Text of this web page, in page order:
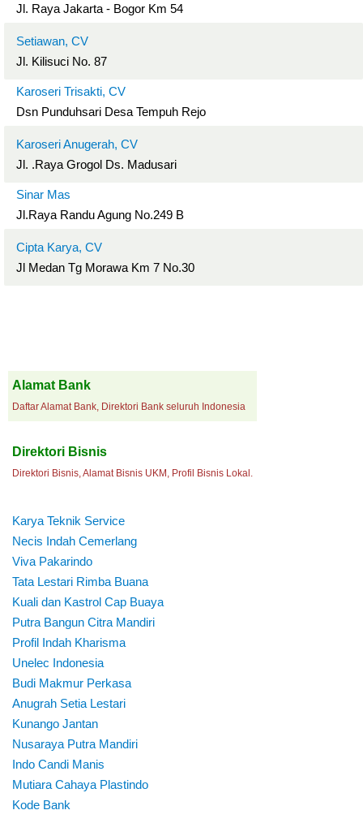
Jl. Raya Jakarta - Bogor Km 54
Setiawan, CV
Jl. Kilisuci No. 87
Karoseri Trisakti, CV
Dsn Punduhsari Desa Tempuh Rejo
Karoseri Anugerah, CV
Jl. .Raya Grogol Ds. Madusari
Sinar Mas
Jl.Raya Randu Agung No.249 B
Cipta Karya, CV
Jl Medan Tg Morawa Km 7 No.30
Alamat Bank
Daftar Alamat Bank, Direktori Bank seluruh Indonesia
Direktori Bisnis
Direktori Bisnis, Alamat Bisnis UKM, Profil Bisnis Lokal.
Karya Teknik Service
Necis Indah Cemerlang
Viva Pakarindo
Tata Lestari Rimba Buana
Kuali dan Kastrol Cap Buaya
Putra Bangun Citra Mandiri
Profil Indah Kharisma
Unelec Indonesia
Budi Makmur Perkasa
Anugrah Setia Lestari
Kunango Jantan
Nusaraya Putra Mandiri
Indo Candi Manis
Mutiara Cahaya Plastindo
Kode Bank